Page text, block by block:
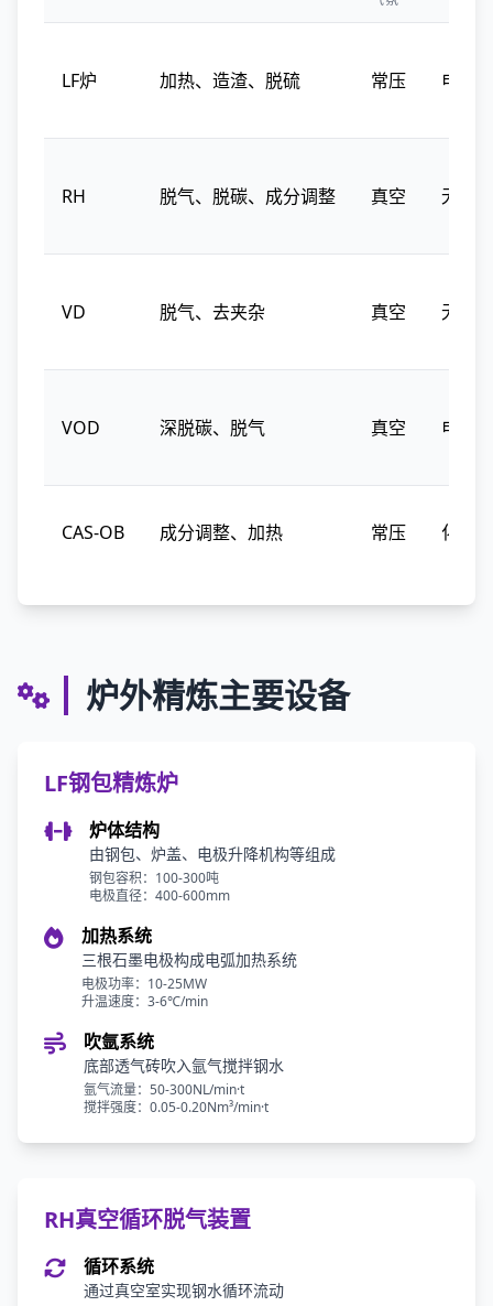
LF炉 加热、造渣、脱硫 常压 电弧
RH 脱气、脱碳、成分调整 真空 无加热
VD 脱气、去夹杂 真空 无加热
VOD 深脱碳、脱气 真空 电弧
CAS-OB 成分调整、加热 常压 化学
炉外精炼主要设备
LF钢包精炼炉
炉体结构
由钢包、炉盖、电极升降机构等组成
钢包容积：100-300吨
电极直径：400-600mm
加热系统
三根石墨电极构成电弧加热系统
电极功率：10-25MW
升温速度：3-6℃/min
吹氩系统
底部透气砖吹入氩气搅拌钢水
氩气流量：50-300NL/min·t
搅拌强度：0.05-0.20Nm³/min·t
RH真空循环脱气装置
循环系统
通过真空室实现钢水循环流动